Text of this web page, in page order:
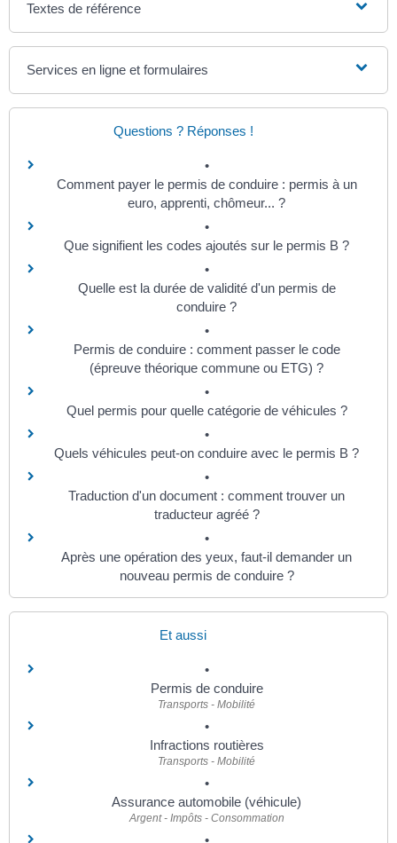
Textes de référence
Services en ligne et formulaires
Questions ? Réponses !
Comment payer le permis de conduire : permis à un
euro, apprenti, chômeur... ?
Que signifient les codes ajoutés sur le permis B ?
Quelle est la durée de validité d'un permis de
conduire ?
Permis de conduire : comment passer le code
(épreuve théorique commune ou ETG) ?
Quel permis pour quelle catégorie de véhicules ?
Quels véhicules peut-on conduire avec le permis B ?
Traduction d'un document : comment trouver un
traducteur agréé ?
Après une opération des yeux, faut-il demander un
nouveau permis de conduire ?
Et aussi
Permis de conduire
Transports - Mobilité
Infractions routières
Transports - Mobilité
Assurance automobile (véhicule)
Argent - Impôts - Consommation